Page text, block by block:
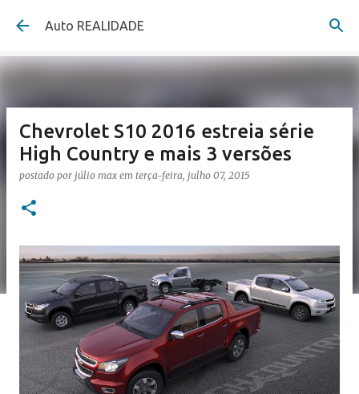
Pular para o conteúdo principal
Auto REALIDADE
Chevrolet S10 2016 estreia série
High Country e mais 3 versões
postado por júlio max em terça-feira, julho 07, 2015